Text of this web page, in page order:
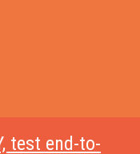
test end-to-